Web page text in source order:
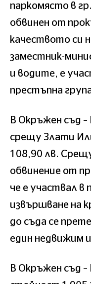
паркомясто в
обвинен от
качеството си
заместник-
и водите, е
престъпна
В Окръжен съд –
срещу Злати
108,90 лв.
обвинение от
че е участвал в
извършване на
до съда се
един недвижим
В Окръжен съд –